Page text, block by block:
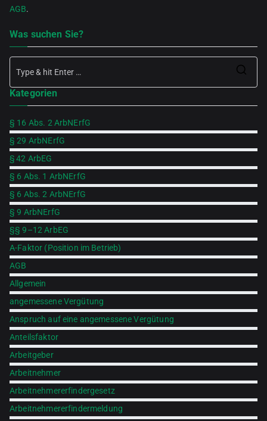
AGB.
Was suchen Sie?
Kategorien
§ 16 Abs. 2 ArbNErfG
§ 29 ArbNErfG
§ 42 ArbEG
§ 6 Abs. 1 ArbNErfG
§ 6 Abs. 2 ArbNErfG
§ 9 ArbNErfG
§§ 9–12 ArbEG
A-Faktor (Position im Betrieb)
AGB
Allgemein
angemessene Vergütung
Anspruch auf eine angemessene Vergütung
Anteilsfaktor
Arbeitgeber
Arbeitnehmer
Arbeitnehmererfindergesetz
Arbeitnehmererfindermeldung